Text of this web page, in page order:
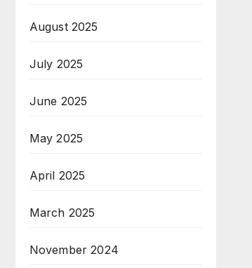
August 2025
July 2025
June 2025
May 2025
April 2025
March 2025
November 2024